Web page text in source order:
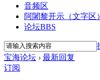
音频区
阿闍黎开示（文字区）
论坛BBS
宝海论坛 › 最新回复
订阅